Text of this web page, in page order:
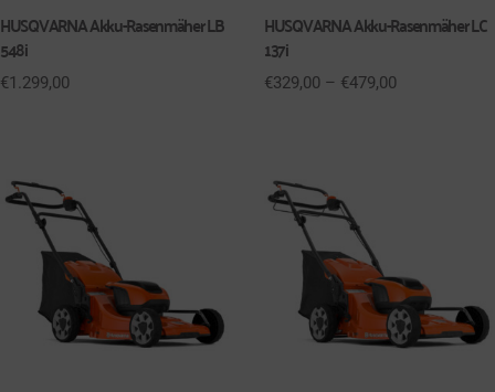
HUSQVARNA Akku-Rasenmäher LB
548i
€1.299,00
HUSQVARNA Akku-Rasenmäher LC
137i
€329,00 – €479,00